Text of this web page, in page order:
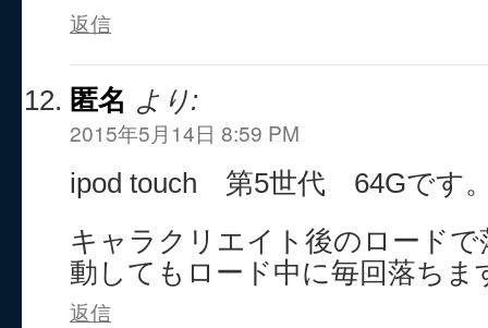
返信
匿名 より:
2015年5月14日 8:59 PM
ipod touch 第5世代 64Gです
キャラクリエイト後のロード
動してもロード中に毎回落ちま
返信